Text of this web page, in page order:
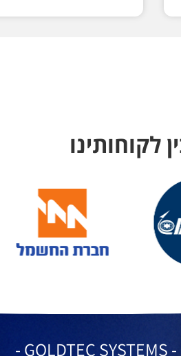
לקוחותינו
- GOLDTEC SYSTEMS -